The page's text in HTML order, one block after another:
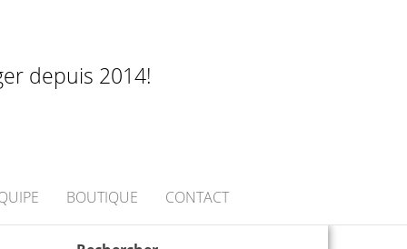
depuis 2014!
BOUTIQUE CONTACT